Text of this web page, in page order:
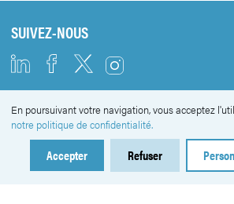
SUIVEZ-NOUS
NEWSLETTER
En poursuivant votre navigation, vous acceptez
notre politique de confidentialité.
Accepter Refuser